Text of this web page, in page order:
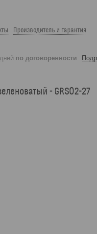
Производитель и гарантия
по договоренности
- GRS02-27